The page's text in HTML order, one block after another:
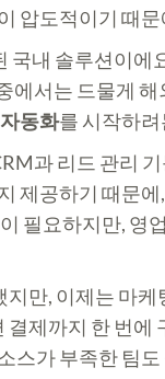
압도적이기 때
국내 솔루션이
에서는 드물게
동화를 시작하
과 리드 관리
제공하기 때문
필요하지만, 영
만, 이제는 마
결제까지 한 번
스가 부족한 팀